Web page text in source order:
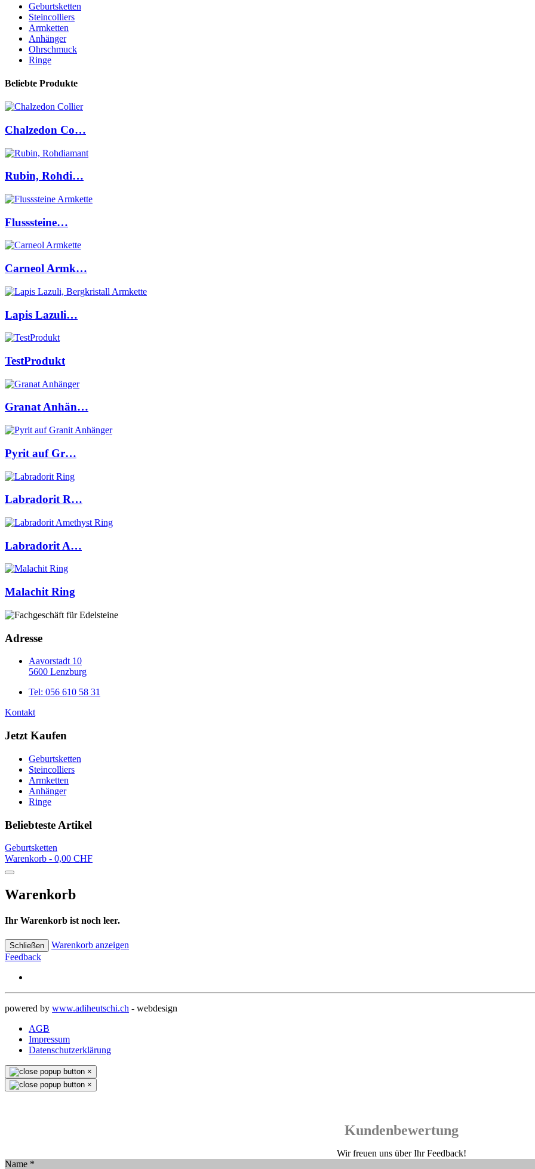
Geburtsketten
Steincolliers
Armketten
Anhänger
Ohrschmuck
Ringe
Beliebte Produkte
Chalzedon Co…
Rubin, Rohdi…
Flusssteine…
Carneol Armk…
Lapis Lazuli…
TestProdukt
Granat Anhän…
Pyrit auf Gr…
Labradorit R…
Labradorit A…
Malachit Ring
Adresse
Aavorstadt 10
5600 Lenzburg
Tel: 056 610 58 31
Kontakt
Jetzt Kaufen
Geburtsketten
Steincolliers
Armketten
Anhänger
Ringe
Beliebteste Artikel
Geburtsketten
Warenkorb - 0,00 CHF
Warenkorb
Ihr Warenkorb ist noch leer.
Schließen
Warenkorb anzeigen
Feedback
powered by www.adiheutschi.ch - webdesign
AGB
Impressum
Datenschutzerklärung
×
×
Kundenbewertung
Wir freuen uns über Ihr Feedback!
Name *